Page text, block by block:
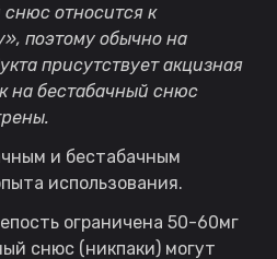
снюс относится к
поэтому обычно на
присутствует акцизная
на бестабачный снюс
и бестабачным
использования.
ограничена 50-60мг
снюс (никпаки) могут